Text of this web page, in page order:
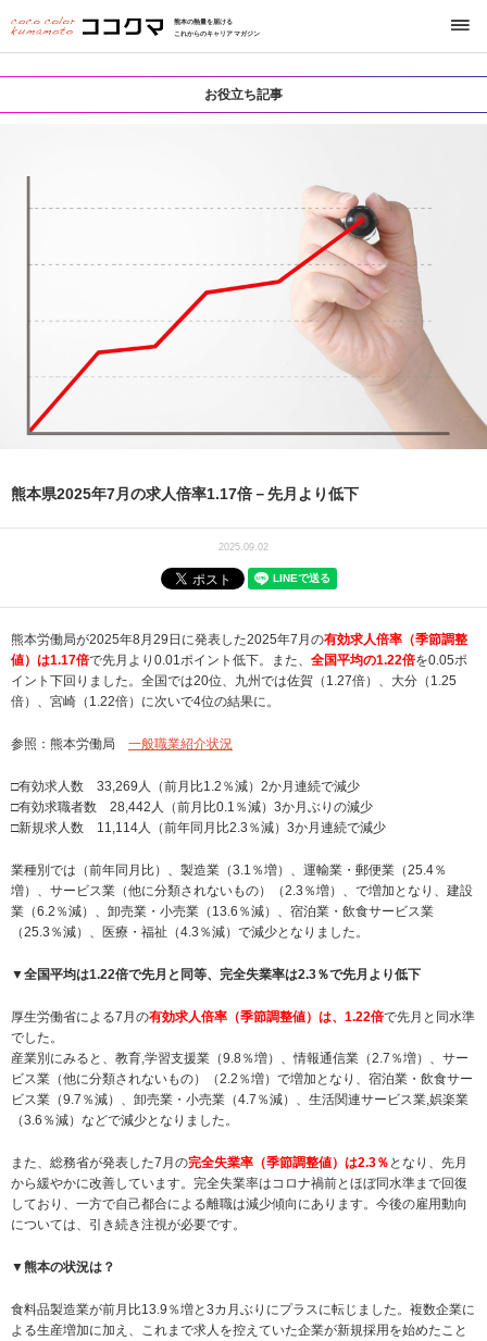
熊本の熱量を届ける
これからのキャリアマガジン
お役立ち記事
熊本県2025年7月の求人倍率1.17倍－先月より低下
2025.09.02
熊本労働局が2025年8月29日に発表した2025年7月の有効求人倍率（季節調整
値）は1.17倍で先月より0.01ポイント低下。また、 全国平均の1.22倍を0.05ポ
イント下回りました。全国では20位、九州では佐賀（1.27倍）、大分（1.25
倍）、宮崎（1.22倍）に次いで4位の結果に。
参照：熊本労働局 一般職業紹介状況
□有効求人数 33,269人（前月比1.2％減）2か月連続で減少
□有効求職者数 28,442人（前月比0.1％減）3か月ぶりの減少
□新規求人数 11,114人（前年同月比2.3％減）3か月連続で減少
業種別では（前年同月比）、製造業（3.1％増）、運輸業・郵便業（25.4％
増）、サービス業（他に分類されないもの）（2.3％増）、で増加となり、建設
業（6.2％減）、卸売業・小売業（13.6％減）、宿泊業・飲食サービス業
（25.3％減）、医療・福祉（4.3％減）で減少となりました。
▼全国平均は1.22倍で先月と同等、完全失業率は2.3％で先月より低下
厚生労働省による7月の有効求人倍率（季節調整値）は、1.22倍で先月と同水準
でした。
産業別にみると、教育,学習支援業（9.8％増）、情報通信業（2.7％増）、サー
ビス業（他に分類されないもの）（2.2％増）で増加となり、宿泊業・飲食サー
ビス業（9.7％減）、卸売業・小売業（4.7％減）、生活関連サービス業,娯楽業
（3.6％減）などで減少となりました。
また、総務省が発表した7月の完全失業率（季節調整値）は2.3％ となり、先月
から緩やかに改善しています。完全失業率はコロナ禍前とほぼ同水準まで回復
しており、一方で自己都合による離職は減少傾向にあります。今後の雇用動向
については、引き続き注視が必要です。
▼熊本の状況は？
食料品製造業が前月比13.9％増と3カ月ぶりにプラスに転じました。複数企業に
よる生産増加に加え、これまで求人を控えていた企業が新規採用を始めたこと